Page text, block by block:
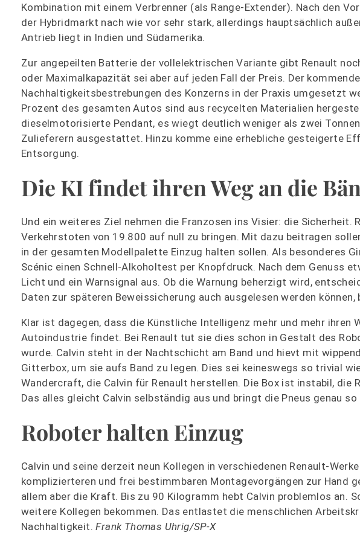
Kombination mit einem Verbrenner (als Range-Extender). Nach den
der Hybridmarkt nach wie vor sehr stark, allerdings hauptsächlich
Antrieb liegt in Indien und Südamerika.
Zur angepeilten Batterie der vollelektrischen Variante gibt Renault
oder Maximalkapazität sei aber auf jeden Fall der Preis. Der
Nachhaltigkeitsbestrebungen des Konzerns in der Praxis umgesetzt
Prozent des gesamten Autos sind aus recycelten Materialien
dieselmotorisierte Pendant, es wiegt deutlich weniger als zwei
Zulieferern ausgestattet. Hinzu komme eine erhebliche gesteigerte
Entsorgung.
Die KI findet ihren Weg an die
Und ein weiteres Ziel nehmen die Franzosen ins Visier: die Sicherheit.
Verkehrstoten von 19.800 auf null zu bringen. Mit dazu beitragen
in der gesamten Modellpalette Einzug halten sollen. Als besonderes
Scénic einen Schnell-Alkoholtest per Knopfdruck. Nach dem Genuss
Licht und ein Warnsignal aus. Ob die Warnung beherzigt wird,
Daten zur späteren Beweissicherung auch ausgelesen werden
Klar ist dagegen, dass die Künstliche Intelligenz mehr und mehr ihren
Autoindustrie findet. Bei Renault tut sie dies schon in Gestalt des
wurde. Calvin steht in der Nachtschicht am Band und hievt mit
Gitterbox, um sie aufs Band zu legen. Dies sei keineswegs so trivial
Wandercraft, die Calvin für Renault herstellen. Die Box ist instabil, die
Das alles gleicht Calvin selbständig aus und bringt die Pneus genau
Roboter halten Einzug
Calvin und seine derzeit neun Kollegen in verschiedenen Renault-
komplizierteren und frei bestimmbaren Montagevorgängen zur Hand
allem aber die Kraft. Bis zu 90 Kilogramm hebt Calvin problemlos an.
weitere Kollegen bekommen. Das entlastet die menschlichen
Nachhaltigkeit.Frank Thomas Uhrig/SP-X